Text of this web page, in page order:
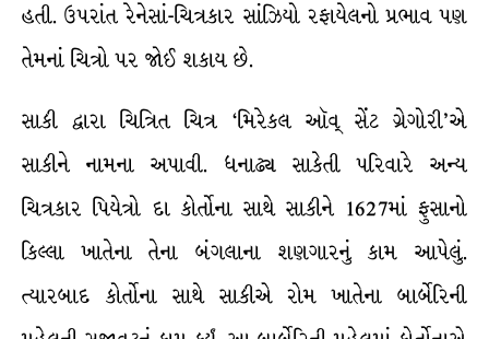
હતી. ઉપરાંત રેનેસાં-ચિત્રકાર સાંઝિયો રફાયેલનો પ્રભાવ પણ
તેમનાં ચિત્રો પર જોઈ શકાય છે.
સાકી દ્વારા ચિત્રિત ચિત્ર ‘મિરેકલ ઑવ્ સેંટ ગ્રેગોરી’એ
સાકીને નામના અપાવી. ધનાઢ્ય સાકેતી પરિવારે અન્ય
ચિત્રકાર પિયેત્રો દા કોર્તોના સાથે સાકીને 1627માં ફુસાનો
કિલ્લા ખાતેના તેના બંગલાના શણગારનું કામ આપેલું.
ત્યારબાદ કોર્તોના સાથે સાકીએ રોમ ખાતેના બાર્બેરિની